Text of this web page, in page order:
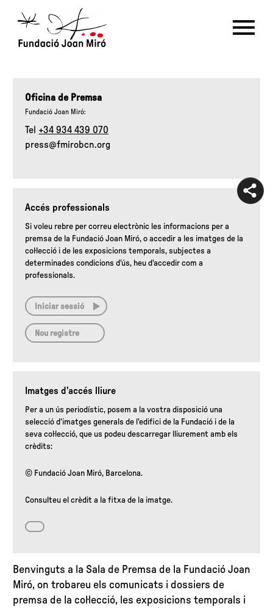
Premsa
Oficina de Premsa
Fundació Joan Miró:
Tel +34 934 439 070
press@fmirobcn.org
Accés professionals
Si voleu rebre per correu electrònic les informacions per a
premsa de la Fundació Joan Miró, o accedir a les imatges de la
col·lecció i de les exposicions temporals, subjectes a
determinades condicions d'ús, heu d'accedir com a
professionals.
Iniciar sessió
Nou registre
Imatges d’accés lliure
Per a un ús periodístic, posem a la vostra disposició una
selecció d'imatges generals de l'edifici de la Fundació i de la
seva col·lecció, que us podeu descarregar lliurement amb els
crèdits:
© Fundació Joan Miró, Barcelona.
Consulteu el crèdit a la fitxa de la imatge.
Benvinguts a la Sala de Premsa de la Fundació Joan
Miró, on trobareu els comunicats i dossiers de
premsa de la col·lecció, les exposicions temporals i